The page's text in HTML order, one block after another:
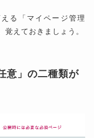
る「マイページ管理
えておきましょう。
意」の二種類が